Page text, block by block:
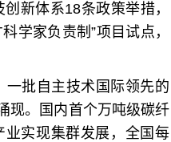
新体系18条政策举措，
学家负责制”项目试点，
批自主技术国际领先的
现。国内首个万吨级碳纤
实现集群发展，全国每